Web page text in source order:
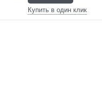
Купить в один клик